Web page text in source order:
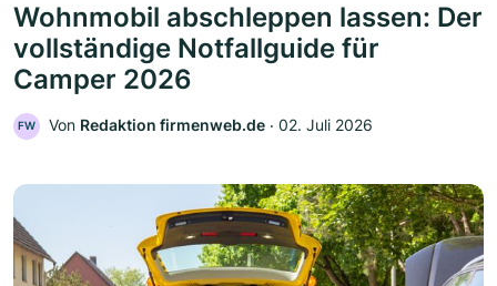
Wohnmobil abschleppen lassen: Der
vollständige Notfallguide für
Camper 2026
FW Von Redaktion firmenweb.de ‧ 02. Juli 2026